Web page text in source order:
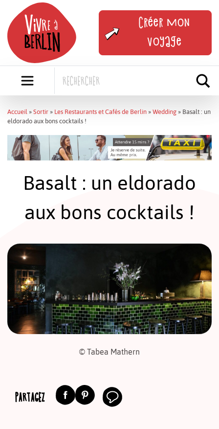
content
Créer mon
voyage
Accueil » Sortir » Les Restaurants et Cafés de Berlin » Wedding » Basalt : un
eldorado aux bons cocktails !
Basalt : un eldorado
aux bons cocktails !
© Tabea Mathern
PARTAGEZ